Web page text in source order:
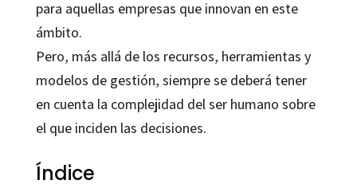
para aquellas empresas que innovan en este
ámbito.
Pero, más allá de los recursos, herramientas y
modelos de gestión, siempre se deberá tener
en cuenta la complejidad del ser humano sobre
el que inciden las decisiones.
Índice